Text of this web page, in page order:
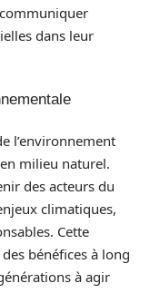
dans leur
l’environnement
milieu naturel.
des acteurs du
climatiques,
Cette
bénéfices à long
à agir